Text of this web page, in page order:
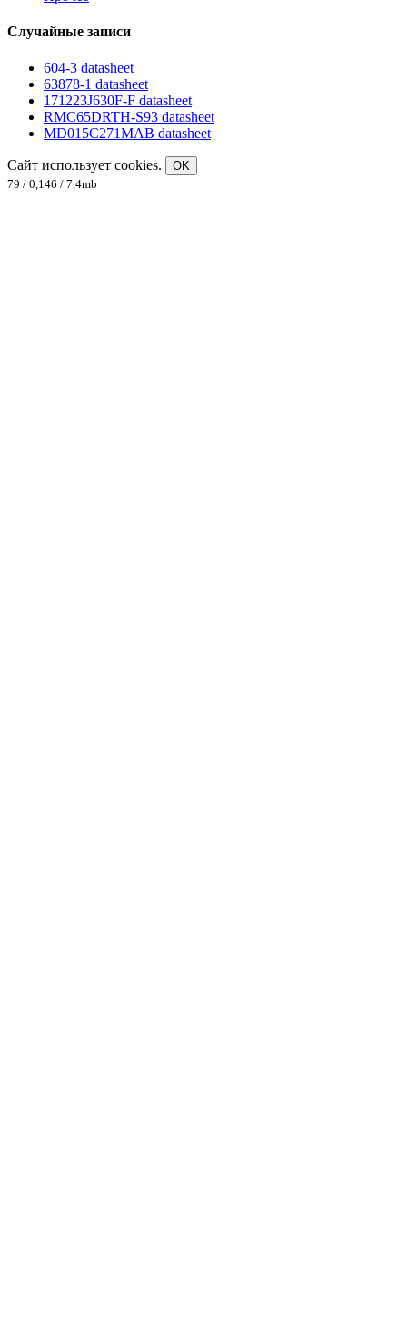
Случайные записи
604-3 datasheet
63878-1 datasheet
171223J630F-F datasheet
RMC65DRTH-S93 datasheet
MD015C271MAB datasheet
Сайт использует cookies.
OK
79 / 0,146 / 7.4mb